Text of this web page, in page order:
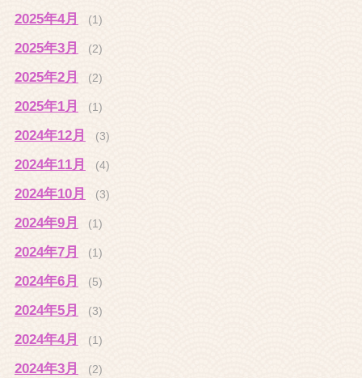
2025年4月 (1)
2025年3月 (2)
2025年2月 (2)
2025年1月 (1)
2024年12月 (3)
2024年11月 (4)
2024年10月 (3)
2024年9月 (1)
2024年7月 (1)
2024年6月 (5)
2024年5月 (3)
2024年4月 (1)
2024年3月 (2)